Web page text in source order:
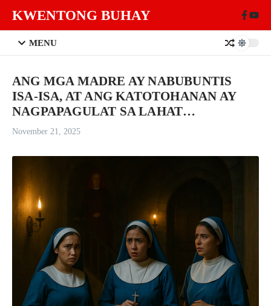
KWENTONG BUHAY
MENU
ANG MGA MADRE AY NABUBUNTIS
ISA-ISA, AT ANG KATOTOHANAN AY
NAGPAPAGULAT SA LAHAT…
November 21, 2025